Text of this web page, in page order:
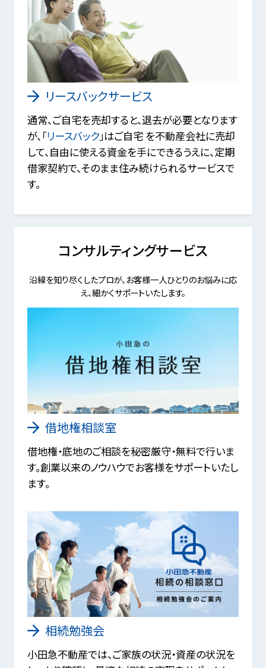
リースバックサービス
通常、ご自宅を売却すると、退去が必要となります
が、「リースバック」はご自宅 を不動産会社に売却
して、自由に使える資金を手にできるうえに、定期
借家契約で、そのまま住み続けられるサービスで
す。
コンサルティングサービス
沿線を知り尽くしたプロが、お客様一人ひとりのお悩みに応
え、細かくサポートいたします。
借地権相談室
借地権・底地のご相談を秘密厳守・無料で行いま
す。創業以来のノウハウでお客様をサポートいたし
ます。
相続勉強会
小田急不動産では、ご家族の状況・資産の状況を